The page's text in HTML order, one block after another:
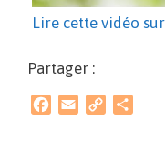
Lire cette vidéo
Partager :